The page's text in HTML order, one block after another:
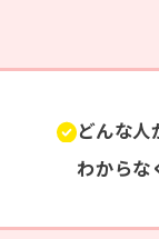
どんな人
わからな